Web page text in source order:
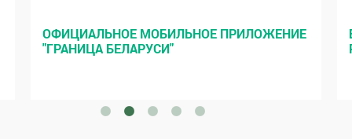
ОФИЦИАЛЬНОЕ МОБИЛЬНОЕ ПРИЛОЖЕНИЕ
"ГРАНИЦА БЕЛАРУСИ"